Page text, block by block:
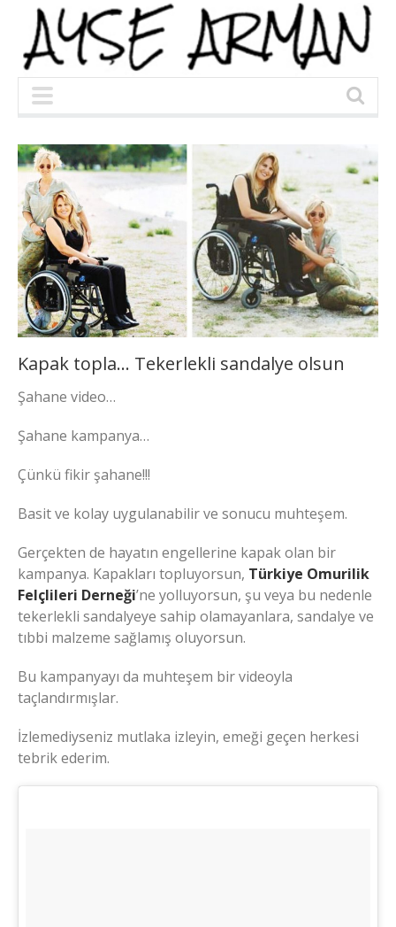
Kapak topla… Tekerlekli sandalye olsun
Şahane video…
Şahane kampanya…
Çünkü fikir şahane!!!
Basit ve kolay uygulanabilir ve sonucu muhteşem.
Gerçekten de hayatın engellerine kapak olan bir
kampanya. Kapakları topluyorsun, Türkiye Omurilik
Felçlileri Derneği’ne yolluyorsun, şu veya bu nedenle
tekerlekli sandalyeye sahip olamayanlara, sandalye ve
tıbbi malzeme sağlamış oluyorsun.
Bu kampanyayı da muhteşem bir videoyla
taçlandırmışlar.
İzlemediyseniz mutlaka izleyin, emeği geçen herkesi
tebrik ederim.